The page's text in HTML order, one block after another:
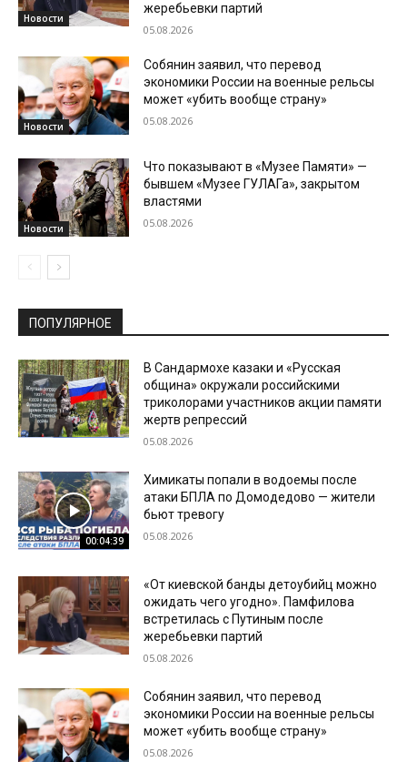
Новости
жеребьевки партий
05.08.2026
Новости
Собянин заявил, что перевод
экономики России на военные рельсы
может «убить вообще страну»
05.08.2026
Новости
Что показывают в «Музее Памяти» —
бывшем «Музее ГУЛАГа», закрытом
властями
05.08.2026
ПОПУЛЯРНОЕ
В Сандармохе казаки и «Русская
община» окружали российскими
триколорами участников акции памяти
жертв репрессий
05.08.2026
00:04:39
Химикаты попали в водоемы после
атаки БПЛА по Домодедово — жители
бьют тревогу
05.08.2026
«От киевской банды детоубийц можно
ожидать чего угодно». Памфилова
встретилась с Путиным после
жеребьевки партий
05.08.2026
Собянин заявил, что перевод
экономики России на военные рельсы
может «убить вообще страну»
05.08.2026